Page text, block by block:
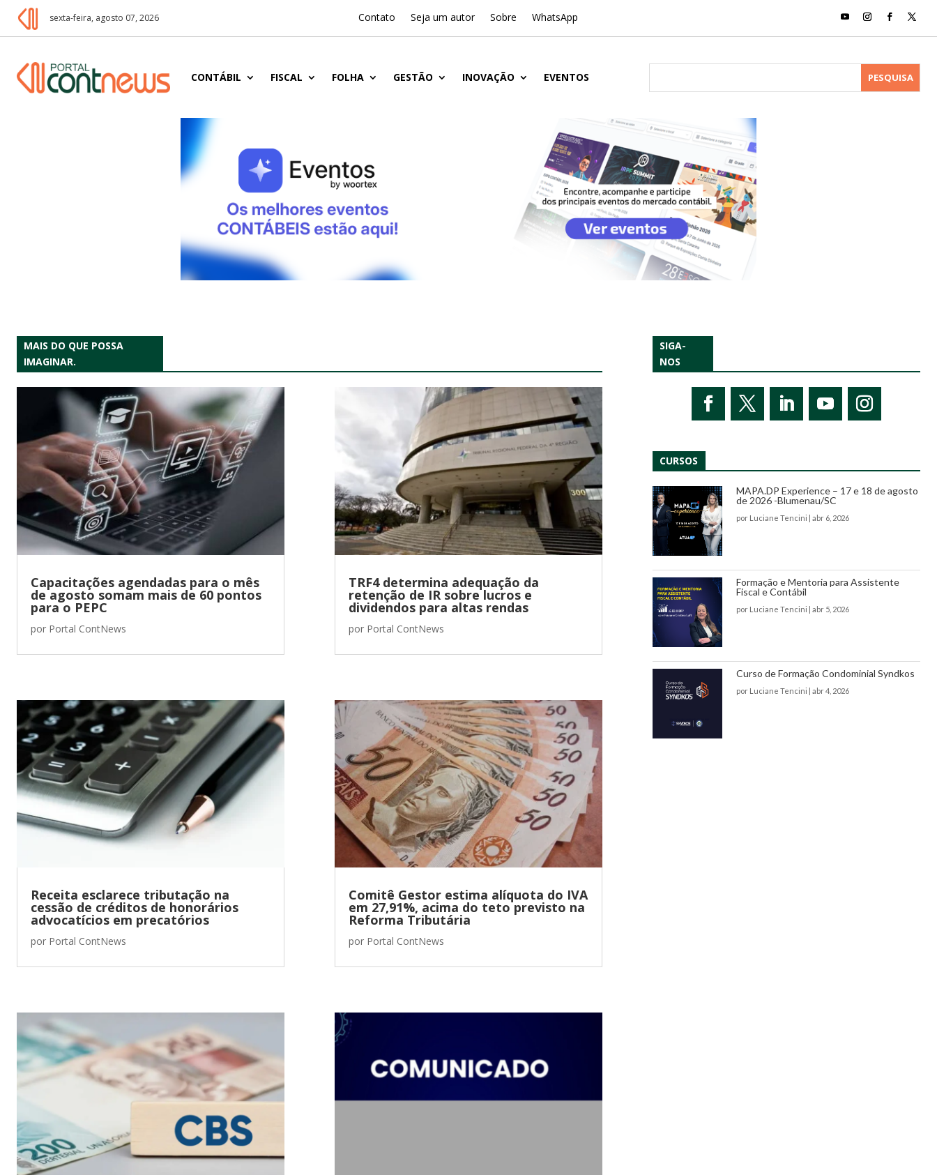
sexta-feira, agosto 07, 2026 Contato Seja um autor Sobre WhatsApp
CONTÁBIL FISCAL FOLHA GESTÃO INOVAÇÃO EVENTOS
MAIS DO QUE POSSA
IMAGINAR.
Capacitações agendadas para o mês
de agosto somam mais de 60 pontos
para o PEPC
por Portal ContNews
Receita esclarece tributação na
cessão de créditos de honorários
advocatícios em precatórios
por Portal ContNews
TRF4 determina adequação da
retenção de IR sobre lucros e
dividendos para altas rendas
por Portal ContNews
Comitê Gestor estima alíquota do IVA
em 27,91%, acima do teto previsto na
Reforma Tributária
por Portal ContNews
SIGA-
NOS
CURSOS
MAPA.DP Experience – 17 e 18 de agosto
de 2026 -Blumenau/SC
por Luciane Tencini | abr 6, 2026
Formação e Mentoria para Assistente
Fiscal e Contábil
por Luciane Tencini | abr 5, 2026
Curso de Formação Condominial Syndkos
por Luciane Tencini | abr 4, 2026